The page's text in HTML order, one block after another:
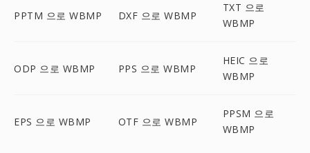
PPTM 으로 WBMP DXF 으로 WBMP
TXT 으로
WBMP
ODP 으로 WBMP PPS 으로 WBMP
HEIC 으로
WBMP
EPS 으로 WBMP OTF 으로 WBMP
PPSM 으로
WBMP